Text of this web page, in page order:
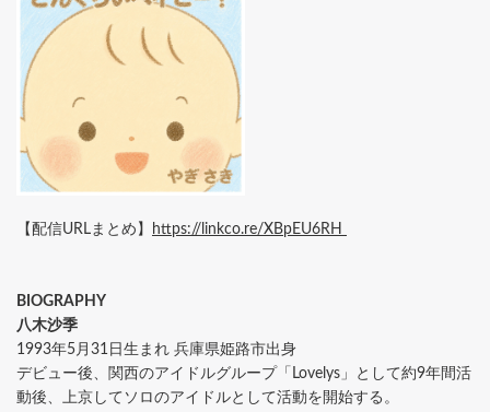
【配信URLまとめ】 https://linkco.re/XBpEU6RH
BIOGRAPHY
八木沙季
1993年5月31日生まれ 兵庫県姫路市出身
デビュー後、関西のアイドルグループ「Lovelys」として約9年間活
動後、上京してソロのアイドルとして活動を開始する。